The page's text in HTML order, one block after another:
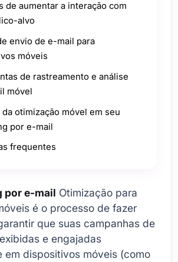
de aumentar a interação com
alvo
envio de e-mail para
móveis
de rastreamento e análise
móvel
otimização móvel em seu
por e-mail
frequentes
por e-mail Otimização para
é o processo de fazer
que suas campanhas de
e engajadas
em dispositivos móveis (como